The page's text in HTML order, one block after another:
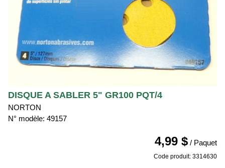
DISQUE A SABLER 5" GR100 PQT/4
NORTON
N° modèle: 49157
4,99 $ / Paquet
Code produit: 3314630